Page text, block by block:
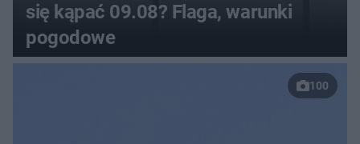
się kąpać 09.08? Flaga, warunki
pogodowe
100